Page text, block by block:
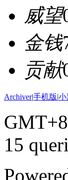
威望
金钱
贡献
Archiver|手机版|小
15